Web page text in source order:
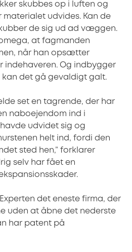
skubbes op i luften og
udvides. Kan de
de sig ud ad væggen.
at fagmanden
når han opsætter
indehaveren. Og indbygger
kan det gå gevaldigt galt.
set en tagrende, der har
naboejendom ind i
udvidet sig og
helt ind, fordi den
sted hen,” forklarer
selv har fået en
det eneste firma, der
uden at åbne det nederste
har patent på